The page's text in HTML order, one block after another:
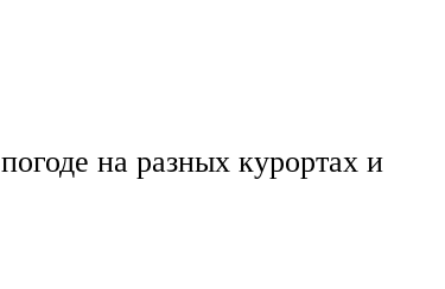
на разных курортах и